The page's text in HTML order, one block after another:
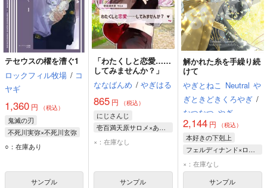
テセウスの櫂を漕ぐ1
ロックフィル牧場 / コ
ヤギ
1,360 円 （税込）
鬼滅の刃
不死川実弥×不死川玄弥
不死川実弥
○：在庫あり
サンプル
「わたくしと恋愛……
してみませんか？」
ななばんめ / やぎはる
865 円 （税込）
にじさんじ
壱百満天原サロメ×あなた
壱百満天原サロメ
×：在庫なし
サンプル
解かれた糸を手繰り続
けて
やぎとねこ Neutral や
ぎときどきくろやぎ /
なつなつ やぎ
2,144円 （税込）
本好きの下剋上
フェルディナンド×ローゼマイン
フェルディナンド
ローゼマイン
×：在庫なし
サンプル